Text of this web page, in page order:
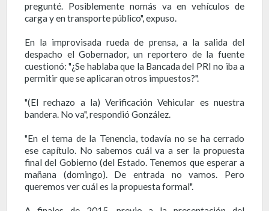
pregunté. Posiblemente nomás va en vehículos de
carga y en transporte público", expuso.
En la improvisada rueda de prensa, a la salida del
despacho el Gobernador, un reportero de la fuente
cuestionó: "¿Se hablaba que la Bancada del PRI no iba a
permitir que se aplicaran otros impuestos?".
"(El rechazo a la) Verificación Vehicular es nuestra
bandera. No va", respondió González.
"En el tema de la Tenencia, todavía no se ha cerrado
ese capítulo. No sabemos cuál va a ser la propuesta
final del Gobierno (del Estado. Tenemos que esperar a
mañana (domingo). De entrada no vamos. Pero
queremos ver cuál es la propuesta formal".